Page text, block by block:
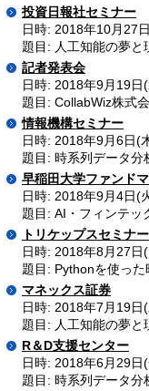
投資日報社セミナー
日時: 2018年10月27
題目: 人工知能の夢と
記者発表会
日時: 2018年9月19
題目: CollabWiz株式
情報機構セミナー
日時: 2018年9月6日(
題目: 時系列データ
早稲田大学ファンド
日時: 2018年9月4日(
題目: AI・フィンテッ
トリケップスセミナー
日時: 2018年8月27
題目: Pythonを使っ
マネックス証券
日時: 2018年7月19
題目: 人工知能の夢と
R＆D支援センター
日時: 2018年6月29
題目: 時系列データ